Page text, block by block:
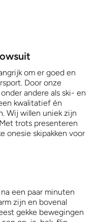
om er goed en
Door onze
andere als ski- en
kwalitatief én
Wij willen uniek zijn
trots presenteren
onesie skipakken voor
een paar minuten
zijn en bovenal
gekke bewegingen